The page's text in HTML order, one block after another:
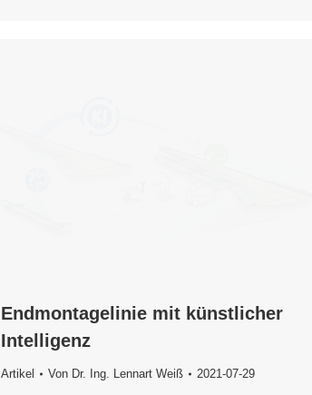
Endmontagelinie mit künstlicher
Intelligenz
Artikel Von Dr. Ing. Lennart Weiß 2021-07-29